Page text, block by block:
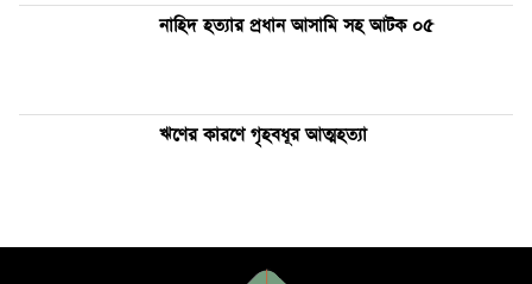
নাহিদ হত্যার প্রধান আসামি সহ আটক ০৫
ঋণের কারণে গৃহবধূর আত্মহত্যা